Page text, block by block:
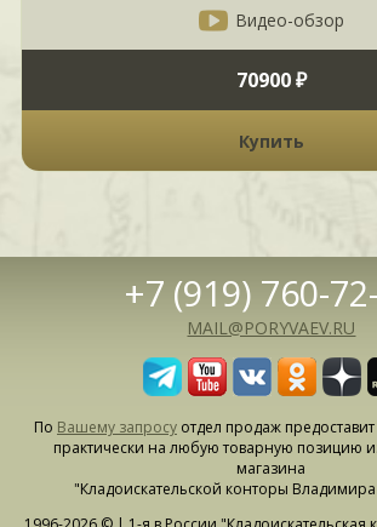
Видео-обзор
70900 ₽
Купить
+7 (919) 760-
MAIL@PORYVAEV.RU
По Вашему запросуотдел продаж
практически на любую товарную позицию
магазина
"Кладоискательской конторы